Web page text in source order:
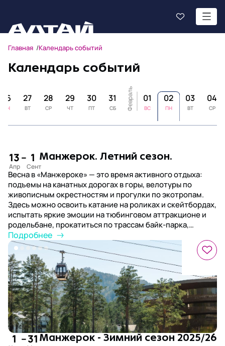
Главная Календарь событий
Календарь событий
26
ПН
27
ВТ
28
СР
29
ЧТ
30
ПТ
31
СБ Февраль 01
ВС
02
ПН
03
ВТ
04
СР
13– 1 Манжерок. Летний сезон.
Весна в «Манжероке» — это время активного отдыха:
подъемы на канатных дорогах в горы, велотуры по
живописным окрестностям и прогулки по экотропам.
Здесь можно освоить катание на роликах и скейтбордах,
испытать яркие эмоции на тюбинговом аттракционе и
родельбане, прокатиться по трассам байк-парка,
попробовать полеты на парапланах и поездки на
квадроциклах, а также побывать на экскурсиях к самым
живописным уголкам региона и к цветущему
маральнику.
Подробнее
1 –31 Манжерок - Зимний сезон 2025/26